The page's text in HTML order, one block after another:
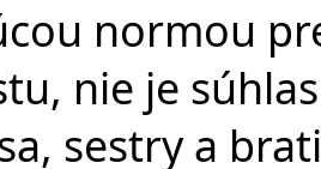
normou
nie je
sestry a